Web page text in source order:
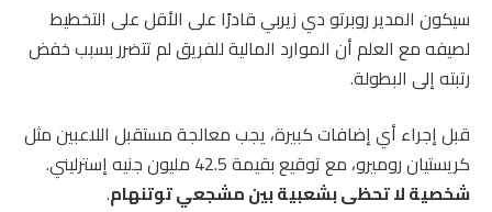
سيكون المدير روبرتو دي زيربي قادرًا على الأقل على التخطيط
لصيفه مع العلم أن الموارد المالية للفريق لم تتضرر بسبب خفض
رتبته إلى البطولة.
قبل إجراء أي إضافات كبيرة، يجب معالجة مستقبل اللاعبين مثل
كريستيان روميرو، مع توقيع بقيمة 42.5 مليون جنيه إسترليني.
شخصية لا تحظى بشعبية بين مشجعي توتنهام.